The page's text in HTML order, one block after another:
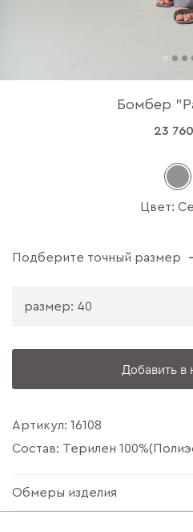
Бомбер
23
Добавить в
Цвет:
Подберите точный размер
размер: 40
Артикул: 16108
Состав: Терилен
Обмеры изделия